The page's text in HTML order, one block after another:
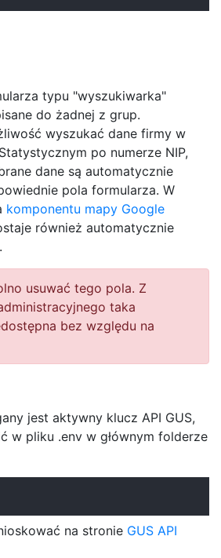
typu "wyszukiwarka"
do żadnej z grup.
wyszukać dane firmy w
po numerze NIP,
dane są automatycznie
pola formularza. W
komponentu mapy Google
również automatycznie
usuwać tego pola. Z
taka
bez względu na
jest aktywny klucz API GUS,
w pliku .env w głównym folderze
na stronie GUS API